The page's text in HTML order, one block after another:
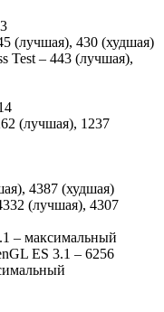
(лучшая), 430 (худшая)
Test – 443 (лучшая),
(лучшая), 1237
4387 (худшая)
(лучшая), 4307
– максимальный
ES 3.1 – 6256